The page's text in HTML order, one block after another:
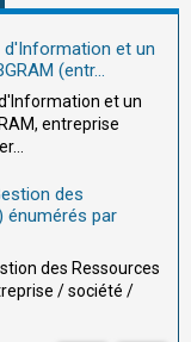
et un
(entr...
et un
entreprise
des
énumérés par
des Ressources
/ société /